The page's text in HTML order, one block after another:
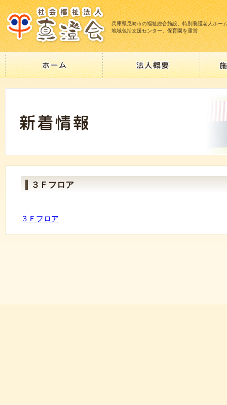
兵庫県尼崎市の福祉総合施設。特別養護老人ホー
地域包括支援センター、保育園を運営
３Ｆフロア
３Ｆフロア